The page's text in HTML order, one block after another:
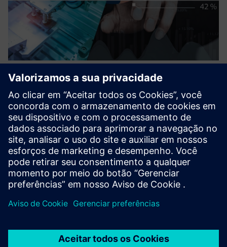
36ZERO Vision PROFESSIONAL
License
AI-powered, visual quality inspection software for
manufacturing. Hardware-agnostic, best-in-class accuracy
without pseudo-defects thanks to error classification. Set
up your AI model within hours.
Saiba mais